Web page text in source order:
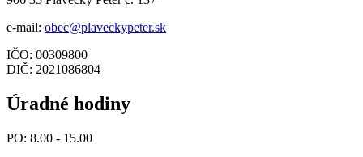
e-mail: obec@plaveckypeter.sk
IČO: 00309800
DIČ: 2021086804
Úradné hodiny
PO: 8.00 - 15.00